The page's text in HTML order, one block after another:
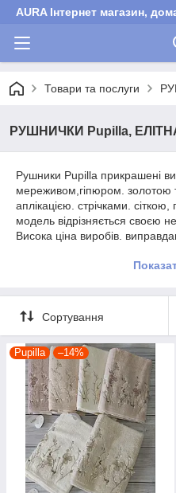
AURA Інтернет магазин,
Товари та послуги
РУШНИЧКИ Pupilla,
Рушники Pupilla прикрашені
мереживом,гіпюром. золотою
аплікацією. стрічками.
модель відрізняється своєю
Висока ціна виробів.
рушники дивовижного бренду
Сортування
Pupilla –14%